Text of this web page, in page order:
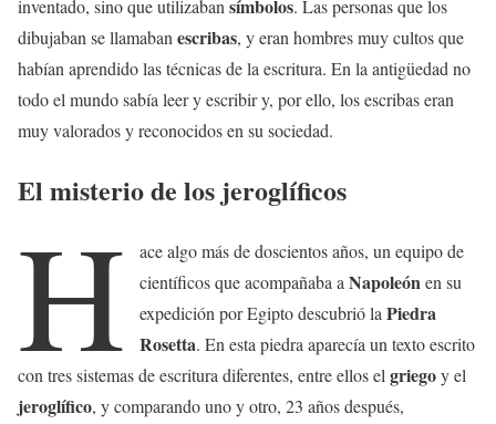
inventado, sino que utilizaban símbolos. Las personas que los
dibujaban se llamaban escribas, y eran hombres muy cultos que
habían aprendido las técnicas de la escritura. En la antigüedad no
todo el mundo sabía leer y escribir y, por ello, los escribas eran
muy valorados y reconocidos en su sociedad.
El misterio de los jeroglíficos
H
ace algo más de doscientos años, un equipo de
científicos que acompañaba aNapoleónen su
expedición por Egipto descubrió laPiedra
Rosetta. En esta piedra aparecía un texto escrito
con tres sistemas de escritura diferentes, entre ellos elgriegoy el
jeroglífico, y comparando uno y otro, 23 años después,